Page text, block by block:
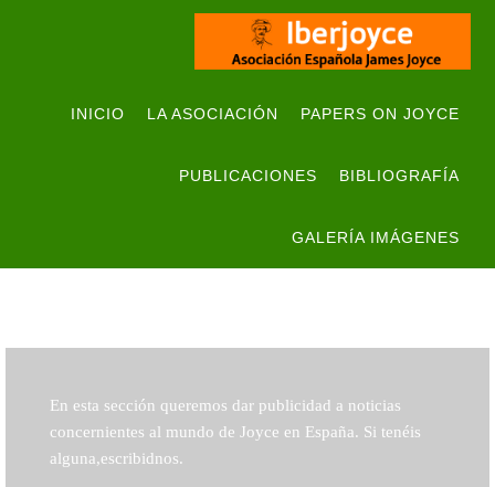
INICIO LA ASOCIACIÓN PAPERS ON JOYCE
PUBLICACIONES BIBLIOGRAFÍA
GALERÍA IMÁGENES
En esta sección queremos dar publicidad a noticias
concernientes al mundo de Joyce en España. Si tenéis
alguna,escribidnos.